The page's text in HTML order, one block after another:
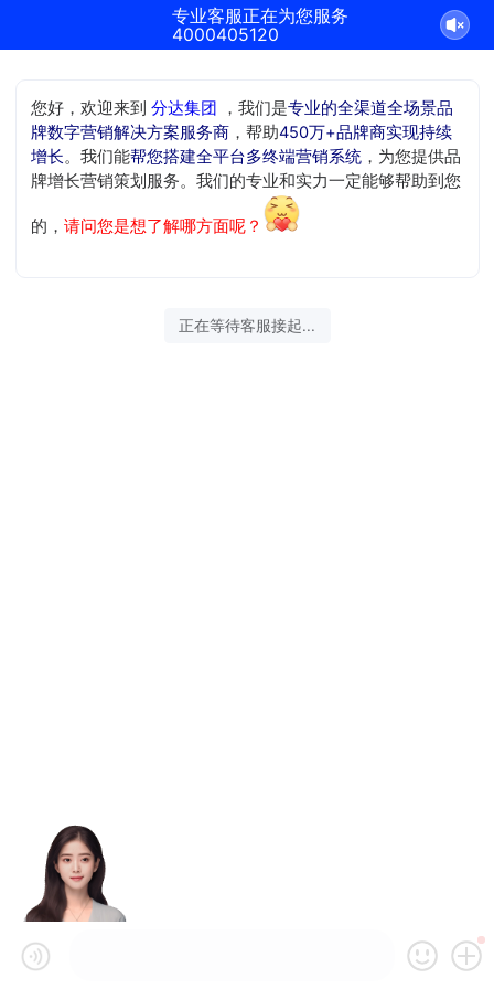
专业客服正在为您服务
4000405120
您好，欢迎来到分达集团 ，我们是专业的全渠道全场景品
牌数字营销解决方案服务商 ，帮助450万+品牌商实现持续
增长。我们能帮您搭建全平台多终端营销系统 ，为您提供品
牌增长营销策划服务。我们的专业和实力一定能够帮助到您
的，请问您是想了解哪方面呢？
正在等待客服接起...